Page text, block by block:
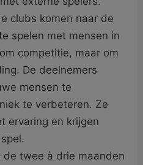
clubs komen naar de
spelen met mensen in
competitie, maar om
De deelnemers
mensen te
te verbeteren. Ze
ervaring en krijgen
twee à drie maanden